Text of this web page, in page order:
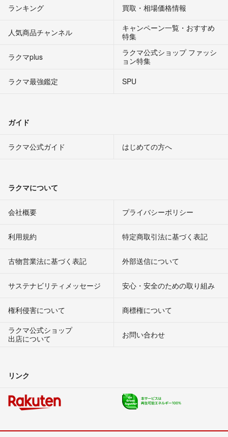
ランキング 買取・相場価格情報
人気商品チャンネル
キャンペーン一覧・おすすめ
特集
ラクマplus
ラクマ公式ショップ ファッシ
ョン特集
ラクマ最強鑑定
SPU
ガイド
ラクマ公式ガイド はじめての方へ
ラクマについて
会社概要 プライバシーポリシー
利用規約 特定商取引法に基づく表記
古物営業法に基づく表記 外部送信について
サステナビリティメッセージ 安心・安全のための取り組み
権利侵害について
商標権について
ラクマ公式ショップ
出店について
お問い合わせ
リンク